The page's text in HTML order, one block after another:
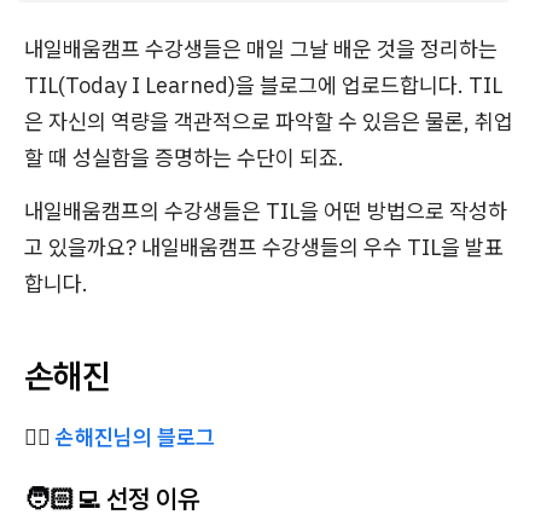
내일배움캠프 수강생들은 매일 그날 배운 것을 정리하는
TIL(Today I Learned)을 블로그에 업로드합니다. TIL
은 자신의 역량을 객관적으로 파악할 수 있음은 물론, 취업
할 때 성실함을 증명하는 수단이 되죠.
내일배움캠프의 수강생들은 TIL을 어떤 방법으로 작성하
고 있을까요? 내일배움캠프 수강생들의 우수 TIL을 발표
합니다.
손해진
✍🏻손해진님의 블로그
🧑🏻‍💻 선정 이유